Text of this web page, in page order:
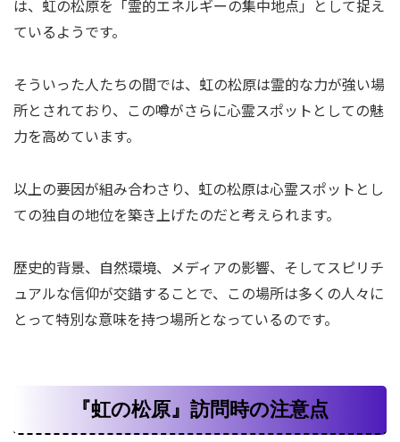
は、虹の松原を「霊的エネルギーの集中地点」として捉え
ているようです。
そういった人たちの間では、虹の松原は霊的な力が強い場
所とされており、この噂がさらに心霊スポットとしての魅
力を高めています。
以上の要因が組み合わさり、虹の松原は心霊スポットとし
ての独自の地位を築き上げたのだと考えられます。
歴史的背景、自然環境、メディアの影響、そしてスピリチ
ュアルな信仰が交錯することで、この場所は多くの人々に
とって特別な意味を持つ場所となっているのです。
『虹の松原』訪問時の注意点